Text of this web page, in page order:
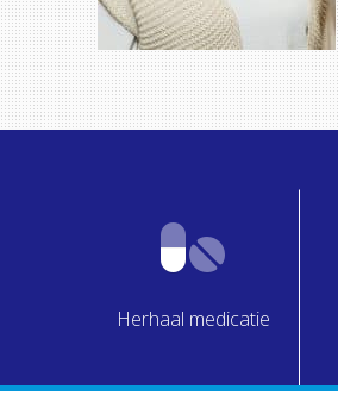
Herhaal medicatie